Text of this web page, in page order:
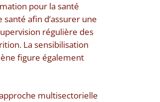
pour la santé
afin d’assurer une
régulière des
La sensibilisation
figure également
multisectorielle